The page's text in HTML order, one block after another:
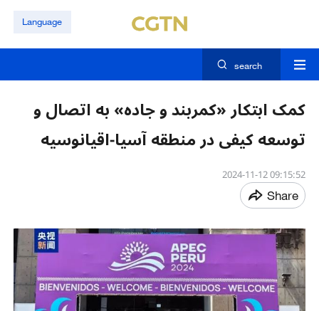
Language
search
کمک ابتکار «کمربند و جاده» به اتصال و
توسعه کیفی در منطقه آسیا-اقیانوسیه
09:15:52 2024-11-12
Share